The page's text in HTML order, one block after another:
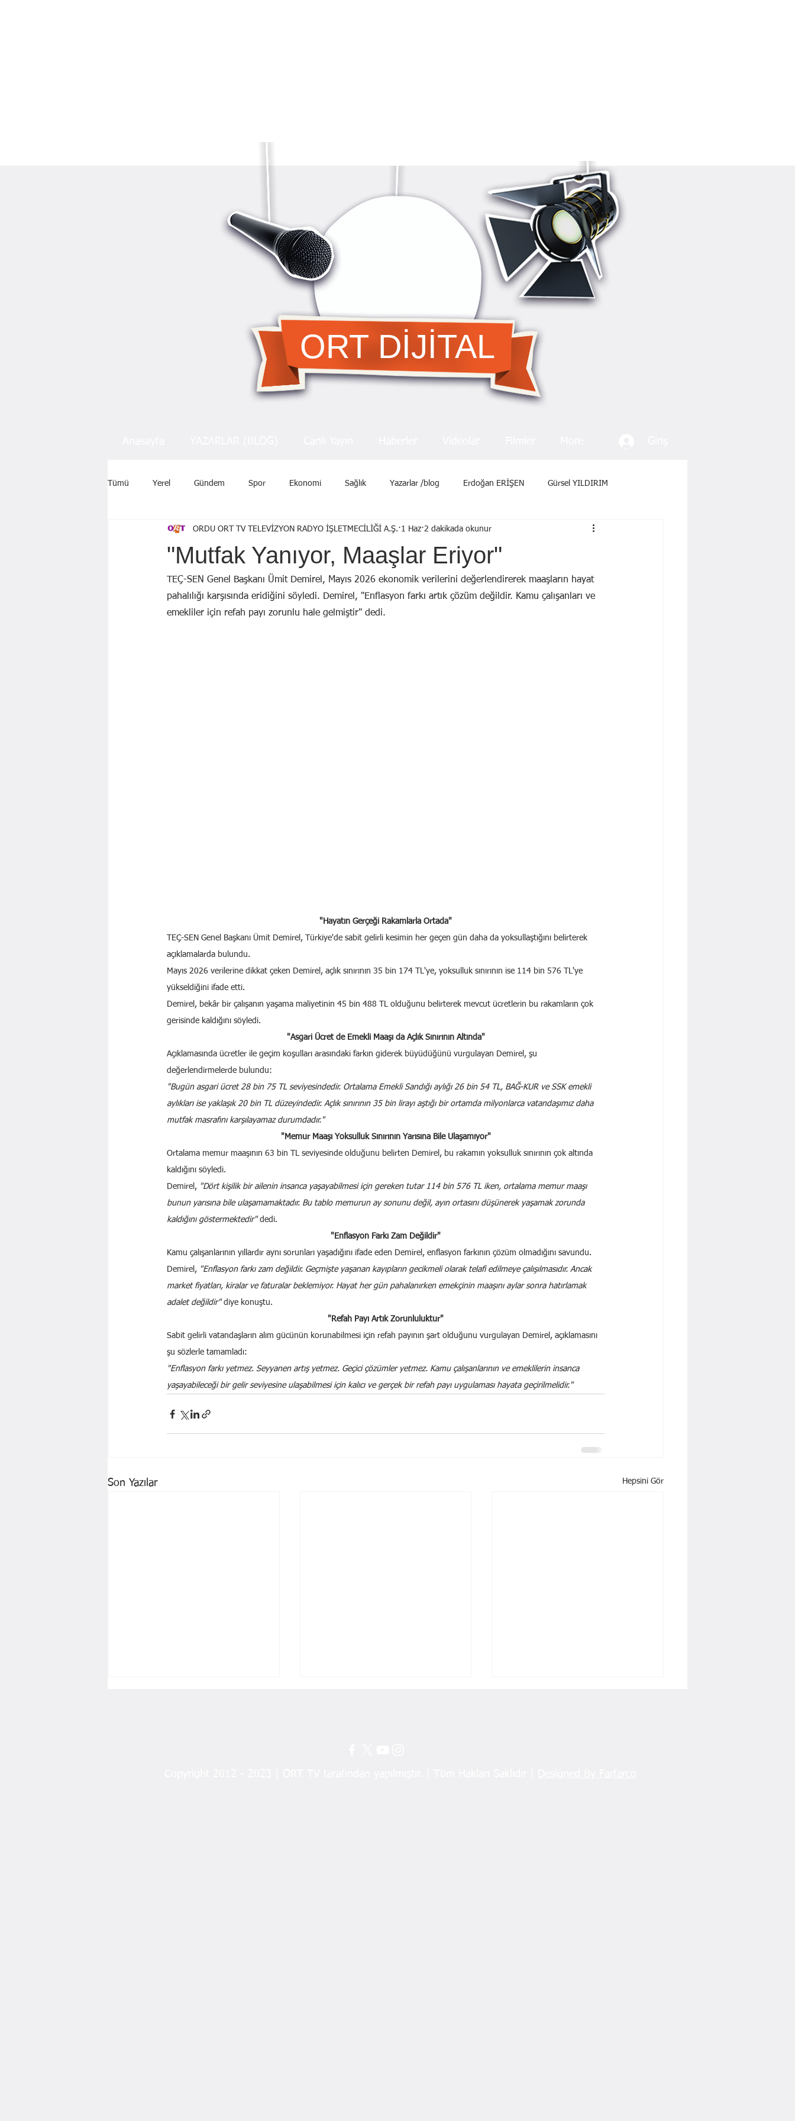
ORT DİJİTAL
Tümü Yerel Gündem Spor Ekonomi Sağlık Yazarlar /blog Erdoğan ERİŞEN Gürsel YILDIRIM
Özen Topçu EKREM KARADAĞ Birol Öztürk Selçuk ŞEN Osman KADEMOĞLU Yavuz KALYONCU
GÖZDE ÖZGÜR BAYRAM AYBASTI Yekta AYDIN İsmail Tosun SARAL Mustafa YILDIRIM Dr. Cengiz Tatar
"Mutfak Yanıyor, Maaşlar Eriyor"
ORDU ORT TV TELEVİZYON RADYO İŞLETMECİLİĞİ A.Ş. 1 Haz 2 dakikada okunur
TEÇ-SEN Genel Başkanı Ümit Demirel, Mayıs 2026 ekonomik verilerini değerlendirerek maaşların hayat
pahalılığı karşısında eridiğini söyledi. Demirel, "Enflasyon farkı artık çözüm değildir. Kamu çalışanları ve
emekliler için refah payı zorunlu hale gelmiştir" dedi.
"Hayatın Gerçeği Rakamlarla Ortada"
TEÇ-SEN Genel Başkanı Ümit Demirel, Türkiye'de sabit gelirli kesimin her geçen gün daha da yoksullaştığını belirterek
açıklamalarda bulundu.
Mayıs 2026 verilerine dikkat çeken Demirel, açlık sınırının 35 bin 174 TL'ye, yoksulluk sınırının ise 114 bin 576 TL'ye
yükseldiğini ifade etti.
Demirel, bekâr bir çalışanın yaşama maliyetinin 45 bin 488 TL olduğunu belirterek mevcut ücretlerin bu rakamların çok
gerisinde kaldığını söyledi.
"Asgari Ücret de Emekli Maaşı da Açlık Sınırının Altında"
Açıklamasında ücretler ile geçim koşulları arasındaki farkın giderek büyüdüğünü vurgulayan Demirel, şu
değerlendirmelerde bulundu:
"Bugün asgari ücret 28 bin 75 TL seviyesindedir. Ortalama Emekli Sandığı aylığı 26 bin 54 TL, BAĞ-KUR ve SSK emekli
aylıkları ise yaklaşık 20 bin TL düzeyindedir. Açlık sınırının 35 bin lirayı aştığı bir ortamda milyonlarca vatandaşımız daha
mutfak masrafını karşılayamaz durumdadır."
"Memur Maaşı Yoksulluk Sınırının Yarısına Bile Ulaşamıyor"
Ortalama memur maaşının 63 bin TL seviyesinde olduğunu belirten Demirel, bu rakamın yoksulluk sınırının çok altında
kaldığını söyledi.
Demirel, "Dört kişilik bir ailenin insanca yaşayabilmesi için gereken tutar 114 bin 576 TL iken, ortalama memur maaşı
bunun yarısına bile ulaşamamaktadır. Bu tablo memurun ay sonunu değil, ayın ortasını düşünerek yaşamak zorunda
kaldığını göstermektedir" dedi.
"Enflasyon Farkı Zam Değildir"
Kamu çalışanlarının yıllardır aynı sorunları yaşadığını ifade eden Demirel, enflasyon farkının çözüm olmadığını savundu.
Demirel, "Enflasyon farkı zam değildir. Geçmişte yaşanan kayıpların gecikmeli olarak telafi edilmeye çalışılmasıdır. Ancak
market fiyatları, kiralar ve faturalar beklemiyor. Hayat her gün pahalanırken emekçinin maaşını aylar sonra hatırlamak
adalet değildir" diye konuştu.
"Refah Payı Artık Zorunluluktur"
Sabit gelirli vatandaşların alım gücünün korunabilmesi için refah payının şart olduğunu vurgulayan Demirel, açıklamasını
şu sözlerle tamamladı:
"Enflasyon farkı yetmez. Seyyanen artış yetmez. Geçici çözümler yetmez. Kamu çalışanlarının ve emeklilerin insanca
yaşayabileceği bir gelir seviyesine ulaşabilmesi için kalıcı ve gerçek bir refah payı uygulaması hayata geçirilmelidir."
Son Yazılar Hepsini Gör